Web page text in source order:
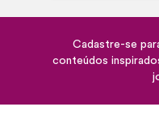
Cadastre-se
conteúdos